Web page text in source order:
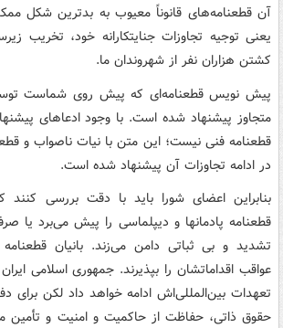
آن قطعنامه‌های قانوناً معیوب به بدترین شکل
یعنی توجیه تجاوزات جنایتکارانه خود، تخریب
کشتن هزاران نفر از شهروندان ما.
پیش نویس قطعنامه‌ای که پیش روی شماست
متجاوز پیشنهاد شده است. با وجود ادعاهای
قطعنامه فنی نیست؛ این متن با نیات ناصواب و
در ادامه تجاوزات آن پیشنهاد شده است.
بنابراین اعضای شورا باید با دقت بررسی کنند
قطعنامه پادمانها و دیپلماسی را پیش می‌برد یا
تشدید و بی ثباتی دامن می‌زند. بانیان
عواقب اقداماتشان را بپذیرند. جمهوری اسلامی
تعهدات بین‌المللی‌اش ادامه خواهد داد لکن برای
حقوق ذاتی، حفاظت از حاکمیت و امنیت و تأمین